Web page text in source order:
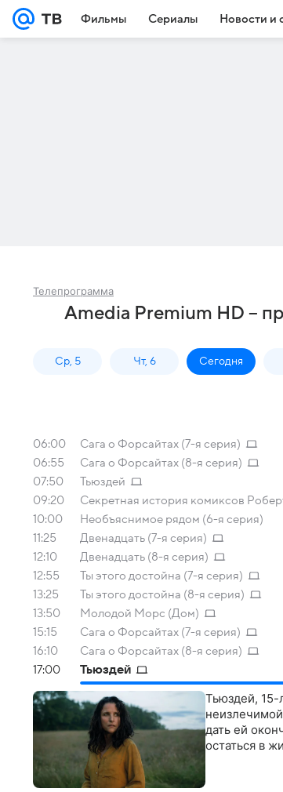
Фильмы Сериалы Новости и
Телепрограмма
Amedia Premium HD –
Ср, 5 Чт, 6 Сегодня
06:00
Сага о Форсайтах (7-я серия)
06:55
Сага о Форсайтах (8-я серия)
07:50
Тьюздей
09:20
Секретная история комиксов
10:00
Необъяснимое рядом (6-я серия)
11:25
Двенадцать (7-я серия)
12:10
Двенадцать (8-я серия)
12:55
Ты этого достойна (7-я серия)
13:25
Ты этого достойна (8-я серия)
13:50
Молодой Морс (Дом)
15:15
Сага о Форсайтах (7-я серия)
16:10
Сага о Форсайтах (8-я серия)
17:00
Тьюздей
Тьюздей, 15-
дать ей
остаться в